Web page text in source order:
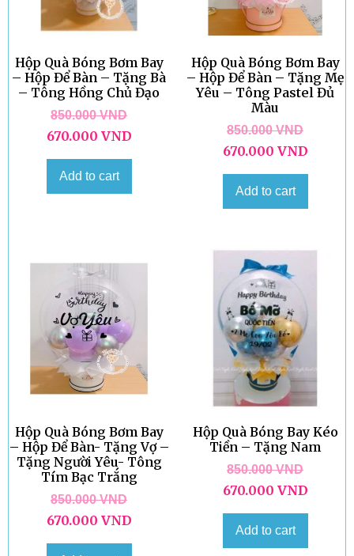
Hộp Quà Bóng Bơm Bay
– Hộp Để Bàn – Tặng Bà
– Tông Hồng Chủ Đạo
850.000VND
670.000 VND
Add to cart
Hộp Quà Bóng Bơm Bay
– Hộp Để Bàn – Tặng Mẹ
Yêu – Tông Pastel Đủ
Màu
850.000VND
670.000 VND
Add to cart
Hộp Quà Bóng Bơm Bay
– Hộp Để Bàn- Tặng Vợ –
Tặng Người Yêu- Tông
Tím Bạc Trắng
850.000VND
670.000 VND
Hộp Quà Bóng Bay Kéo
Tiền – Tặng Nam
850.000VND
670.000 VND
Add to cart